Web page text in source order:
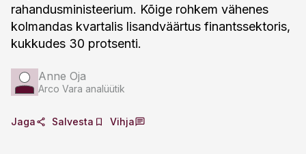
rahandusministeerium. Kõige rohkem vähenes
kolmandas kvartalis lisandväärtus finantssektoris,
kukkudes 30 protsenti.
Anne Oja
Arco Vara analüütik
Jaga Salvesta Vihja